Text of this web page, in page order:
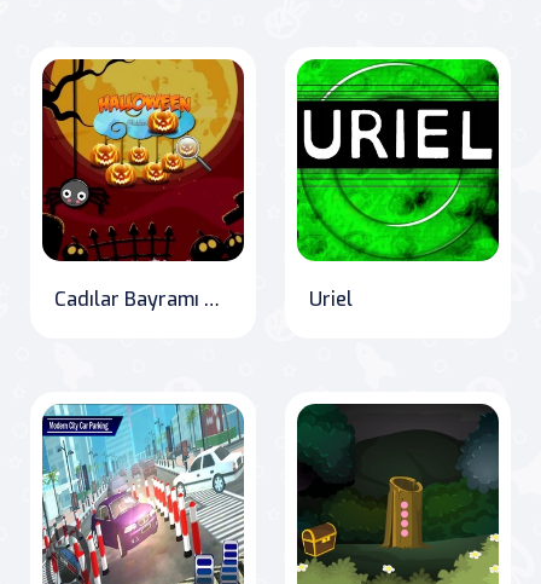
Cadılar Bayramı Gizli Balkabakları Uriel